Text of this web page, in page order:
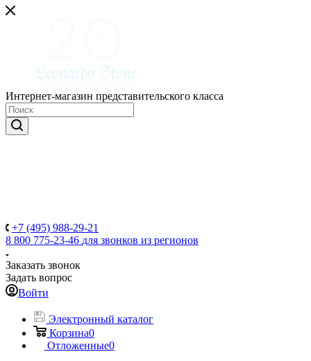
Интернет-магазин представительского класса
+7 (495) 988-29-21
8 800 775-23-46 для звонков из регионов
Заказать звонок
Задать вопрос
Войти
Электронный каталог
Корзина0
Отложенные0